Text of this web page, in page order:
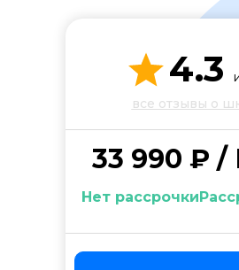
4.3
все отзывы о
33 990 ₽ /
Нет
ОСТАВИТЬ